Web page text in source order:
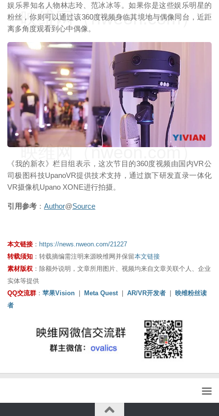
娱乐界知名人物林志玲、范冰冰等。如果你是这些娱乐明星的
粉丝，你则可以通过该360度视频身临其境地与偶像同台，近距
离多角度观看到心中偶像。
《我的新衣》栏目组表示，这次节目的360度视频由国内VR公
司极图科技UpanoVR提供技术支持，通过旗下研发直录一体化
VR摄像机Upano XONE进行拍摄。
引用参考 ： Author@Source
映维网（nweon.com）
映维网（nweon.com）
本文链接 ： https://news.nweon.com/21227
转载须知 ：转载摘编需注明来源映维网并保留本文链接
素材版权 ：除额外说明，文章所用图片、视频均来自文章关联个人、企业
实体等提供
QQ交流群 ： 苹果Vision Meta Quest| AR/VR开发者
映维粉丝读
者